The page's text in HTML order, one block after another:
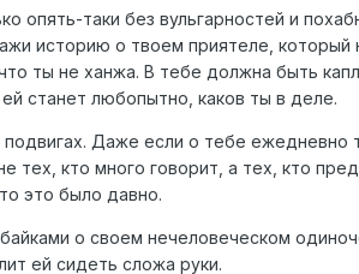
опять-таки без вульгарностей и
историю о твоем приятеле,
ты не ханжа. В тебе должна быть
станет любопытно, каков ты в деле.
Даже если о тебе
кто много говорит, а тех, кто
это было давно.
о своем нечеловеческом
ей сидеть сложа руки.